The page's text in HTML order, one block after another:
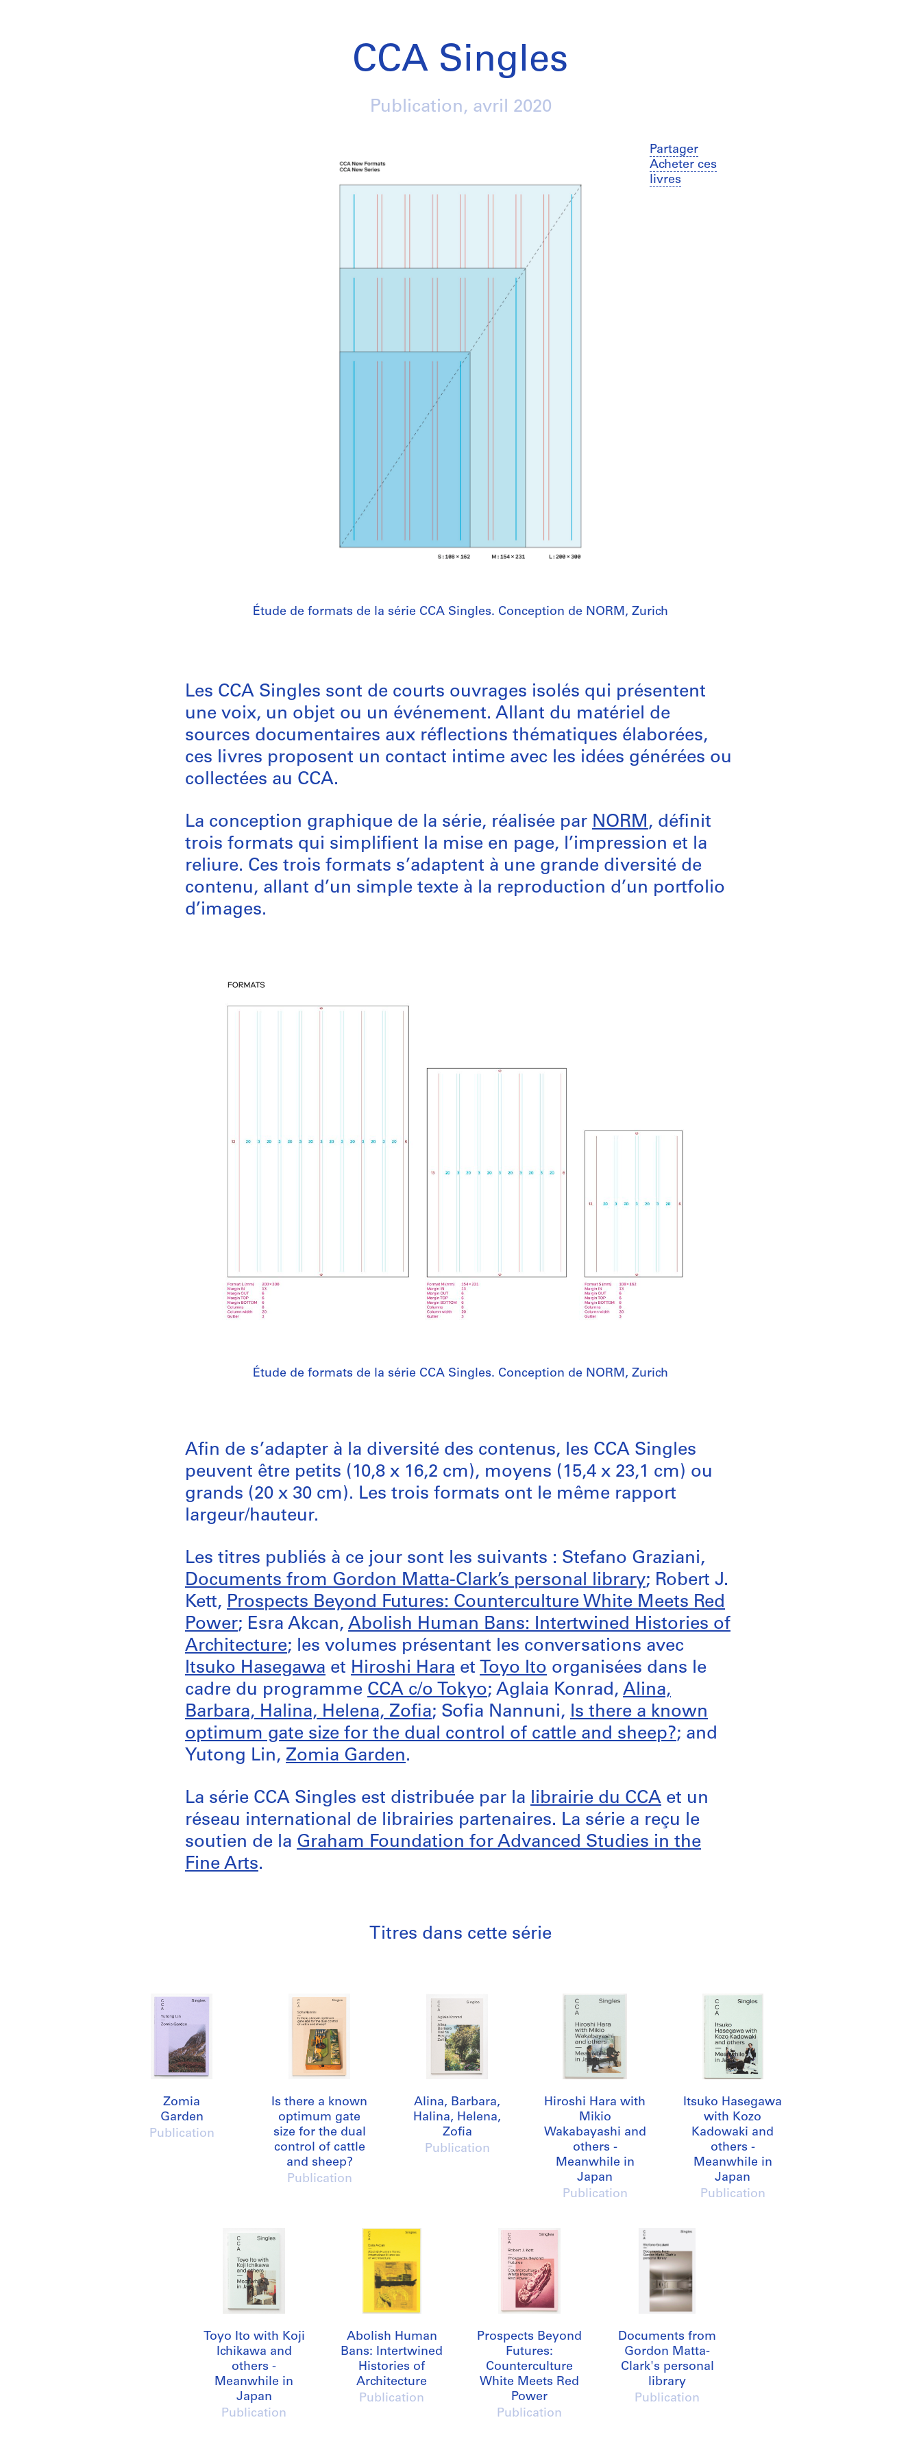
CCA Singles
Publication, avril 2020
Étude de formats de la série CCA Singles. Conception de NORM, Zurich
Partager
Acheter ces
livres
Les CCA Singles sont de courts ouvrages isolés qui présentent
une voix, un objet ou un événement. Allant du matériel de
sources documentaires aux réflections thématiques élaborées,
ces livres proposent un contact intime avec les idées générées ou
collectées au CCA.
La conception graphique de la série, réalisée par NORM, définit
trois formats qui simplifient la mise en page, l’impression et la
reliure. Ces trois formats s’adaptent à une grande diversité de
contenu, allant d’un simple texte à la reproduction d’un portfolio
d’images.
Étude de formats de la série CCA Singles. Conception de NORM, Zurich
Afin de s’adapter à la diversité des contenus, les CCA Singles
peuvent être petits (10,8 x 16,2 cm), moyens (15,4 x 23,1 cm) ou
grands (20 x 30 cm). Les trois formats ont le même rapport
largeur/hauteur.
Les titres publiés à ce jour sont les suivants : Stefano Graziani,
Documents from Gordon Matta-Clark’s personal library; Robert J.
Kett, Prospects Beyond Futures: Counterculture White Meets Red
Power; Esra Akcan, Abolish Human Bans: Intertwined Histories of
Architecture; les volumes présentant les conversations avec
Itsuko Hasegawa et Hiroshi Hara et Toyo Ito organisées dans le
cadre du programme CCA c/o Tokyo; Aglaia Konrad, Alina,
Barbara, Halina, Helena, Zofia; Sofia Nannuni, Is there a known
optimum gate size for the dual control of cattle and sheep?; and
Yutong Lin, Zomia Garden.
La série CCA Singles est distribuée par la librairie du CCA et un
réseau international de librairies partenaires. La série a reçu le
soutien de la Graham Foundation for Advanced Studies in the
Fine Arts.
Titres dans cette série
Zomia
Garden
Publication
Is there a known
optimum gate
size for the dual
control of cattle
and sheep?
Publication
Alina, Barbara,
Halina, Helena,
Zofia
Publication
Hiroshi Hara with
Mikio
Wakabayashi and
others -
Meanwhile in
Japan
Publication
Itsuko Hasegawa
with Kozo
Kadowaki and
others -
Meanwhile in
Japan
Publication
Toyo Ito with Koji
Ichikawa and
others -
Meanwhile in
Japan
Publication
Abolish Human
Bans: Intertwined
Histories of
Architecture
Publication
Prospects Beyond
Futures:
Counterculture
White Meets Red
Power
Publication
Documents from
Gordon Matta-
Clark's personal
library
Publication